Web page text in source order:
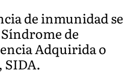
de inmunidad se
de
Adquirida o
SIDA.